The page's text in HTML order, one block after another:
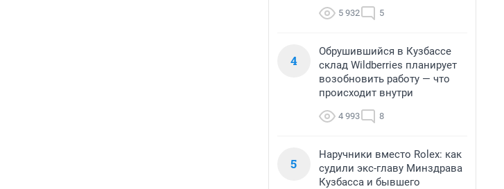
5 932 5
4
Обрушившийся в Кузбассе
склад Wildberries планирует
возобновить работу — что
происходит внутри
4 993 8
5
Наручники вместо Rolex: как
судили экс-главу Минздрава
Кузбасса и бывшего